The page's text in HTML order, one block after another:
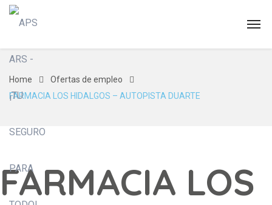
Home
Ofertas de empleo
FARMACIA LOS HIDALGOS – AUTOPISTA DUARTE
FARMACIA LOS